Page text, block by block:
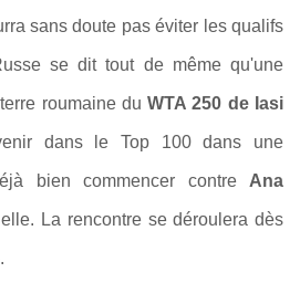
sans doute pas éviter les qualifs
se dit tout de même qu'une
roumaine duWTA 250 de Iasi
dans le Top 100 dans une
bien commencer contre Ana
La rencontre se déroulera dès